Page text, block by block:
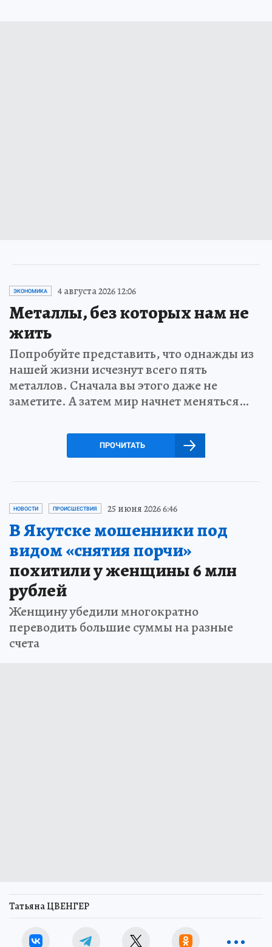
ЭКОНОМИКА 4 августа 2026 12:06
Металлы, без которых нам не
жить
Попробуйте представить, что однажды из
нашей жизни исчезнут всего пять
металлов. Сначала вы этого даже не
заметите. А затем мир начнет меняться…
ПРОЧИТАТЬ
НОВОСТИ ПРОИСШЕСТВИЯ 25 июня 2026 6:46
В Якутске мошенники под
видом «снятия порчи»
похитили у женщины 6 млн
рублей
Женщину убедили многократно
переводить большие суммы на разные
счета
Татьяна ЦВЕНГЕР